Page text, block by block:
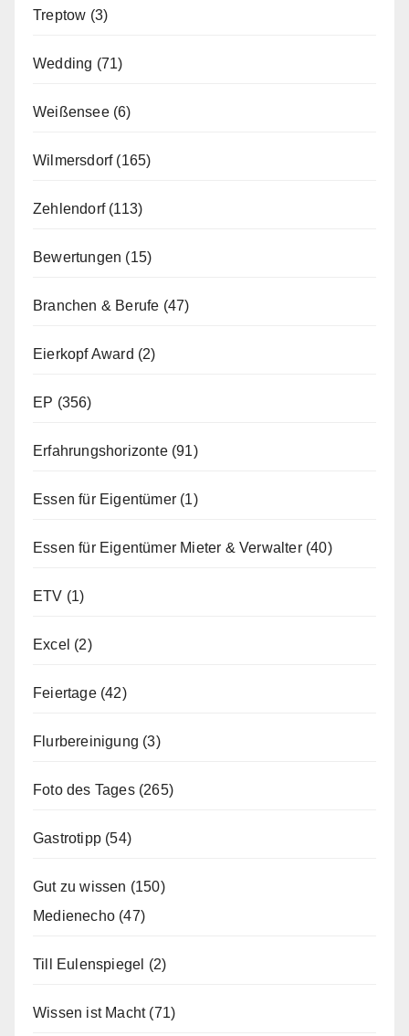
Treptow (3)
Wedding (71)
Weißensee(6)
Wilmersdorf(165)
Zehlendorf(113)
Bewertungen (15)
Branchen & Berufe (47)
Eierkopf Award (2)
EP (356)
Erfahrungshorizonte(91)
Essen für Eigentümer (1)
Essen für Eigentümer Mieter & Verwalter(40)
ETV (1)
Excel (2)
Feiertage(42)
Flurbereinigung (3)
Foto des Tages(265)
Gastrotipp (54)
Gut zu wissen (150)
Medienecho (47)
Till Eulenspiegel (2)
Wissen ist Macht(71)